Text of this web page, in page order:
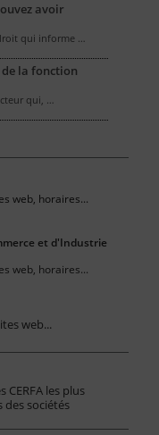
avoir
qui informe …
la fonction
qui, …
web, horaires...
et d'Industrie
web, horaires...
web...
CERFA les plus
des sociétés